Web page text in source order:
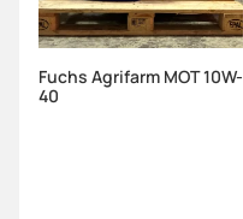
Fuchs Agrifarm MOT 10W-
40